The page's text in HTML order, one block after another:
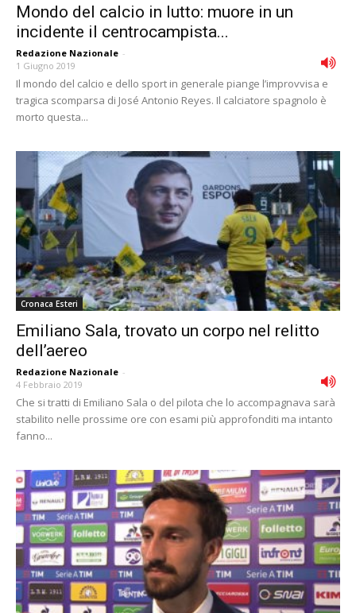
Mondo del calcio in lutto: muore in un
incidente il centrocampista...
Redazione Nazionale -
1 Giugno 2019
Il mondo del calcio e dello sport in generale piange l’improvvisa e
tragica scomparsa di José Antonio Reyes. Il calciatore spagnolo è
morto questa...
Cronaca Esteri
Emiliano Sala, trovato un corpo nel relitto
dell’aereo
Redazione Nazionale -
4 Febbraio 2019
Che si tratti di Emiliano Sala o del pilota che lo accompagnava sarà
stabilito nelle prossime ore con esami più approfonditi ma intanto
fanno...